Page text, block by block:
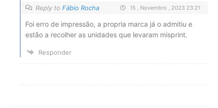
Reply to Fábio Rocha 15 , Novembro , 2023 23:21
Foi erro de impressão, a propria marca já o admitiu e
estão a recolher as unidades que levaram misprint.
Responder